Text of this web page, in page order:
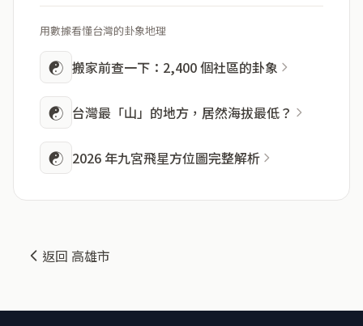
用數據看懂台灣的卦象地理
☯ 搬家前查一下：2,400 個社區的卦象
☯ 台灣最「山」的地方，居然海拔最低？
☯ 2026 年九宮飛星方位圖完整解析
返回 高雄市